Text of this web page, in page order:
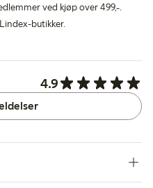
ved kjøp over 499,-.
butikker.
4.9